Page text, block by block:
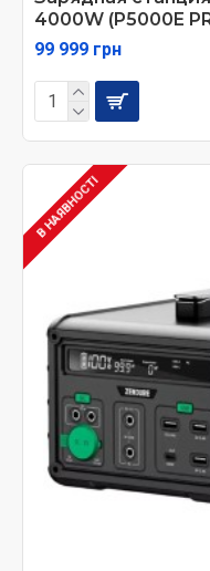
4000W (P5000E
99 999 грн
В НАЯВНОСТІ